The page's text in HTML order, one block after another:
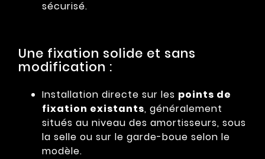
sécurisé.
Une fixation solide et sans
modification :
Installation directe sur les points de
fixation existants, généralement
situés au niveau des amortisseurs, sous
la selle ou sur le garde-boue selon le
modèle.